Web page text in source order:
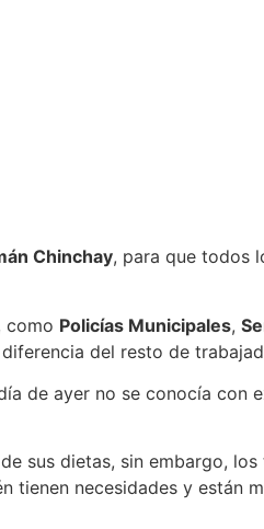
Chinchay, para que todos
como Policías Municipales,
del resto de
de ayer no se conocía con
sus dietas, sin embargo,
tienen necesidades y están